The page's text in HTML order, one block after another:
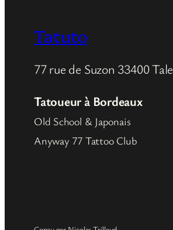
Tatuto
77 rue de Suzon 33400
Tatoueur à Bordeaux
Old School & Japonais
Anyway 77 Tattoo Club